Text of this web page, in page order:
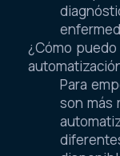
¿Cómo
Para
son más